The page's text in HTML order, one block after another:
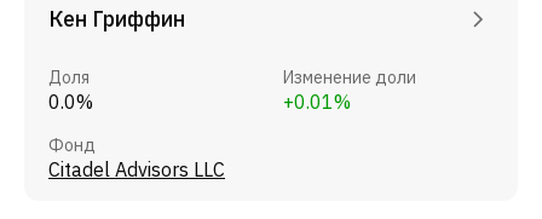
Кен Гриффин
Доля
0.0%
Изменение доли
+0.01%
Фонд
Citadel Advisors LLC